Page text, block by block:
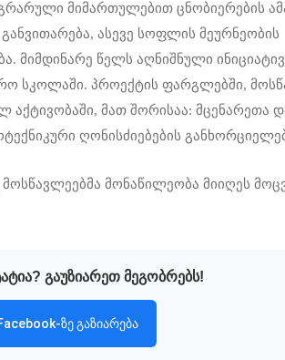
მიმართულებით ცნობიერების
ასევე სოფლის მეურნეობის
მიმდინარე წელს აღნიშნული
სკოლაში. პროექტის ფარგლებში,
აქტივობაში, მათ შორისაა: მცენარეთა
ღონისძიებების
მონაწილეობა მიიღეს
გაუზიარეთ მეგობრებს!
ზე გაზიარება